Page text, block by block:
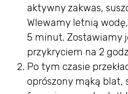
aktywny zakwas,
Wlewamy letnią
5 minut. Zostawiamy
przykryciem na 2
Po tym czasie
oprószony mąką blat,